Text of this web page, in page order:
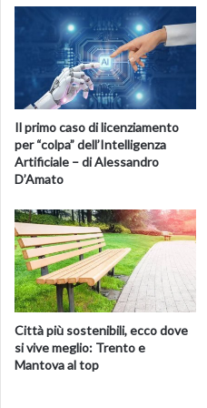
settimanale dell’Iss su
intensiva, invece, per i non
rispetto ai vaccinati con
giorni e circa 4 volte più alto
booster.
Fonte ANSA.IT
Il primo caso di licenziamento
per “colpa” dell’Intelligenza
Artificiale – di Alessandro
D’Amato
Città più sostenibili, ecco dove
si vive meglio: Trento e
Mantova al top